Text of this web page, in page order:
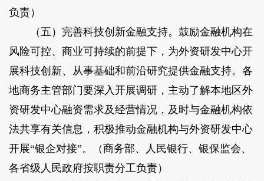
负责）
（五）完善科技创新金融支持。鼓励金融机构在
风险可控、商业可持续的前提下，为外资研发中心开
展科技创新、从事基础和前沿研究提供金融支持。各
地商务主管部门要深入开展调研，主动了解本地区外
资研发中心融资需求及经营情况，及时与金融机构依
法共享有关信息，积极推动金融机构与外资研发中心
开展“银企对接”。（商务部、人民银行、银保监会、
各省级人民政府按职责分工负责）